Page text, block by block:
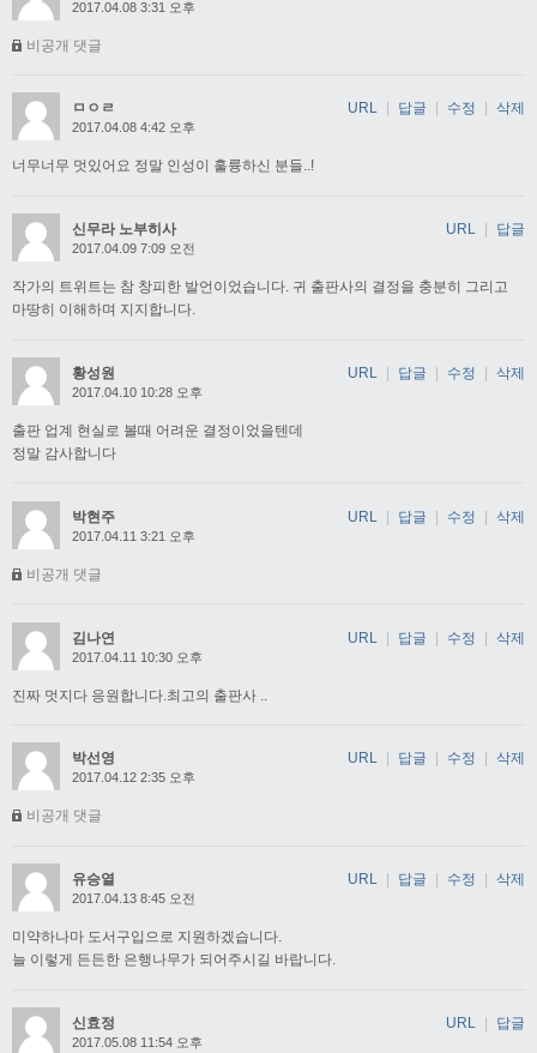
2017.04.08 3:31 오후
비공개 댓글
ㅁㅇㄹ
2017.04.08 4:42 오후
너무너무 멋있어요 정말 인성이 훌륭하신 분들..!
URL 답글 수정 삭제
신무라 노부히사
2017.04.09 7:09 오전
작가의 트위트는 참 창피한 발언이었습니다. 귀 출판사의 결정을 충분히 그리고
마땅히 이해하며 지지합니다.
URL 답글
황성원
2017.04.10 10:28 오후
출판 업계 현실로 볼때 어려운 결정이었을텐데
정말 감사합니다
URL 답글 수정 삭제
박현주
2017.04.11 3:21 오후
비공개 댓글
URL | 답글 | 수정 | 삭제
김나연
2017.04.11 10:30 오후
진짜 멋지다 응원합니다.최고의 출판사 ..
URL | 답글 | 수정 | 삭제
박선영
2017.04.12 2:35 오후
비공개 댓글
URL 답글 수정 삭제
유승열
2017.04.13 8:45 오전
미약하나마 도서구입으로 지원하겠습니다.
늘 이렇게 든든한 은행나무가 되어주시길 바랍니다.
URL 답글 수정 삭제
신효정
2017.05.08 11:54 오후
URL 답글